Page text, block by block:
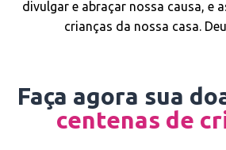
divulgar e abraçar nossa causa, e
crianças da nossa casa.
Faça agora sua
centenas de